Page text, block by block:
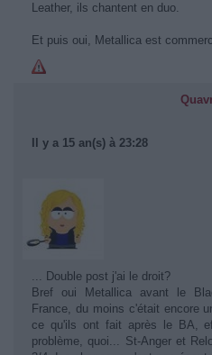
Leather, ils chantent en duo.
Et puis oui, Metallica est
Il y a 15 an(s) à 23:28
... Double post j'ai le droit?
Bref oui Metallica avant le
France, du moins c'était encore
ce qu'ils ont fait après le BA,
problème, quoi... St-Anger et